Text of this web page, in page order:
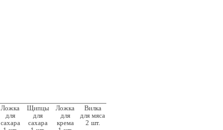
Ложка
для
сахара
Щипцы
для
сахара
Ложка
для
крема
Вилка
для мяса
2 шт.